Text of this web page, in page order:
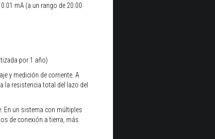
mA (a un rango de 20.00
por 1 año)
y medición de corriente. A
la resistencia total del lazo del
En un sistema con múltiples
de conexión a tierra, más